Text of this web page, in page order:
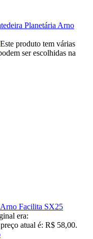
Planetária Arno
Este produto tem várias
ser escolhidas na
Facilita SX25
era:
atual é: R$ 58,00.